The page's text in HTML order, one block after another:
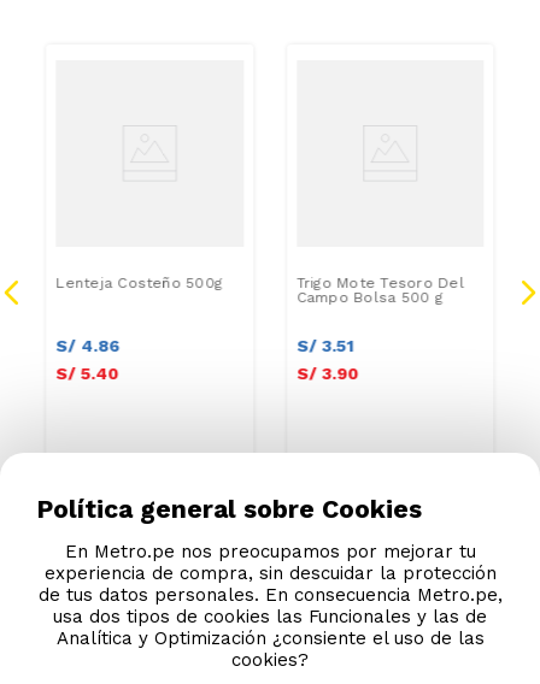
Lenteja Costeño 500g
S/ 4.86
S/ 5.40
Trigo Mote Tesoro Del
Campo Bolsa 500 g
S/ 3.51
S/ 3.90
Política general sobre Cookies
En Metro.pe nos preocupamos por mejorar tu
experiencia de compra, sin descuidar la protección
de tus datos personales. En consecuencia Metro.pe,
usa dos tipos de cookies las Funcionales y las de
Analítica y Optimización ¿consiente el uso de las
cookies?